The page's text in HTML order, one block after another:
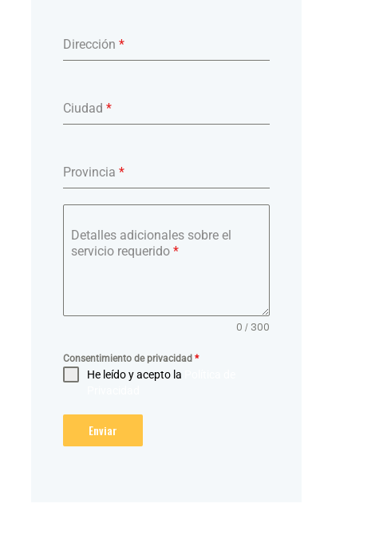
Dirección *
Ciudad *
Provincia *
Detalles adicionales sobre el
servicio requerido *
0 / 300
Consentimiento de privacidad *
He leído y acepto la
Enviar